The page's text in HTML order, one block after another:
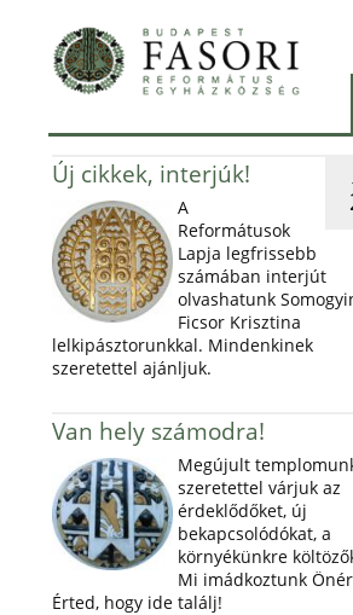
Új cikkek, interjúk!
A
Reformátusok
Lapja legfrissebb
számában interjút
olvashatunk
Ficsor Krisztina
lelkipásztorunkkal. Mindenkinek
szeretettel ajánljuk.
Van hely számodra!
Megújult
szeretettel várjuk az
érdeklődőket, új
bekapcsolódókat, a
környékünkre
Mi imádkoztunk
Érted, hogy ide találj!